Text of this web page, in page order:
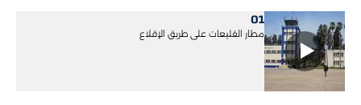
01
مطار القليعات على طريق الإقلاع